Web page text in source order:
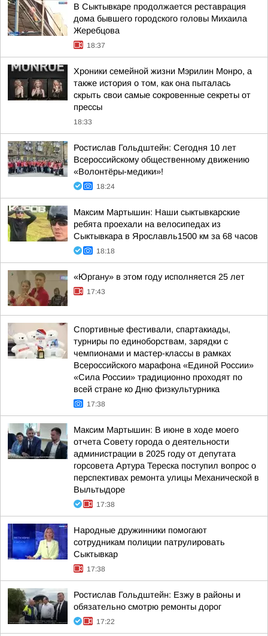
В Сыктывкаре продолжается реставрация
дома бывшего городского головы Михаила
Жеребцова
18:37
Хроники семейной жизни Мэрилин Монро, а
также история о том, как она пыталась
скрыть свои самые сокровенные секреты от
прессы
18:33
Ростислав Гольдштейн: Сегодня 10 лет
Всероссийскому общественному движению
«Волонтёры-медики»!
18:24
Максим Мартышин: Наши сыктывкарские
ребята проехали на велосипедах из
Сыктывкара в Ярославль1500 км за 68 часов
18:18
«Юргану» в этом году исполняется 25 лет
17:43
Спортивные фестивали, спартакиады,
турниры по единоборствам, зарядки с
чемпионами и мастер-классы в рамках
Всероссийского марафона «Единой России»
«Сила России» традиционно проходят по
всей стране ко Дню физкультурника
17:38
Максим Мартышин: В июне в ходе моего
отчета Совету города о деятельности
администрации в 2025 году от депутата
горсовета Артура Тереска поступил вопрос о
перспективах ремонта улицы Механической в
Выльтыдоре
17:38
Народные дружинники помогают
сотрудникам полиции патрулировать
Сыктывкар
17:38
Ростислав Гольдштейн: Езжу в районы и
обязательно смотрю ремонты дорог
17:22